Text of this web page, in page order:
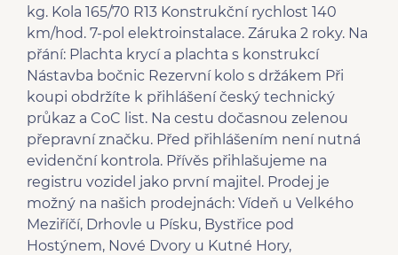
kg. Kola 165/70 R13 Konstrukční rychlost 140
km/hod. 7-pol elektroinstalace. Záruka 2 roky. Na
přání: Plachta krycí a plachta s konstrukcí
Nástavba bočnic Rezervní kolo s držákem Při
koupi obdržíte k přihlášení český technický
průkaz a CoC list. Na cestu dočasnou zelenou
přepravní značku. Před přihlášením není nutná
evidenční kontrola. Přívěs přihlašujeme na
registru vozidel jako první majitel. Prodej je
možný na našich prodejnách: Vídeň u Velkého
Meziříčí, Drhovle u Písku, Bystřice pod
Hostýnem, Nové Dvory u Kutné Hory,